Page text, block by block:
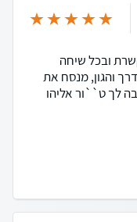
ובכל שיחה
והגון, מנסח את
לך ט``ור אליהו